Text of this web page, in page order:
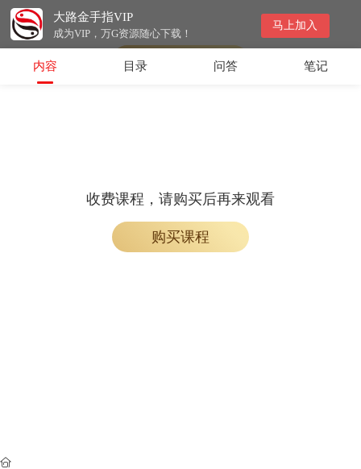
大路金手指VIP
成为VIP，万G资源随心下载！
马上加入
收费课程，购买后即可解锁观看
内容 目录 问答 笔记
收费课程，请购买后再来观看
购买课程
